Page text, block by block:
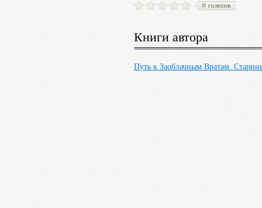
0 голосов
Книги автора
Путь к Заоблачным Вратам.